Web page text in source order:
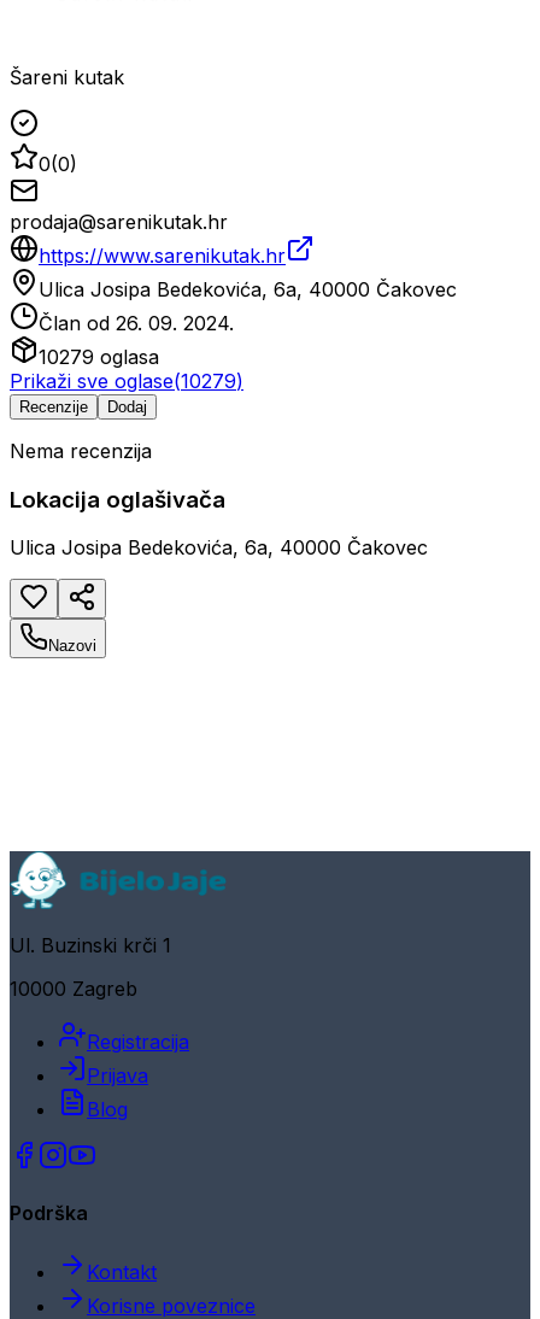
Šareni kutak
0(0)
prodaja@sarenikutak.hr
https://www.sarenikutak.hr
Ulica Josipa Bedekovića, 6a, 40000 Čakovec
Član od 26. 09. 2024.
10279 oglasa
Prikaži sve oglase(10279)
Recenzije Dodaj
Nema recenzija
Lokacija oglašivača
Ulica Josipa Bedekovića, 6a, 40000 Čakovec
Nazovi
Ul. Buzinski krči 1
10000 Zagreb
Registracija
Prijava
Blog
Podrška
Kontakt
Korisne poveznice